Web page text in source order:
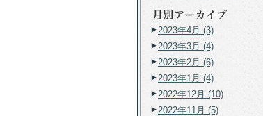
2023年4月 (3)
2023年3月 (4)
2023年2月 (6)
2023年1月 (4)
2022年12月 (10)
2022年11月 (5)